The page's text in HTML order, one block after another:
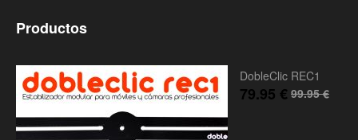
Productos
DobleClic REC1
99.95€
79.95 €